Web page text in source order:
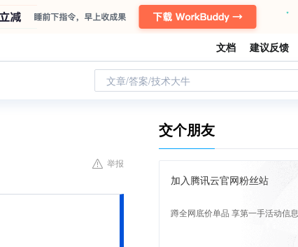
文档 建议反馈
文章/答案/技术大牛
举报
交个朋友
加入腾讯云官网粉丝站
蹲全网底价单品 享第一手活动信息